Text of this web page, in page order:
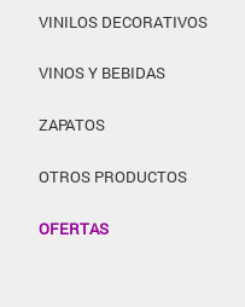
VINILOS DECORATIVOS
VINOS Y BEBIDAS
ZAPATOS
OTROS PRODUCTOS
OFERTAS